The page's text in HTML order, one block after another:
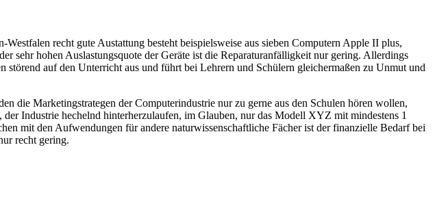
recht gute Austattung besteht beispielsweise aus sieben Computern Apple II plus,
sehr hohen Auslastungsquote der Geräte ist die Reparaturanfälligkeit nur gering. Allerdings
auf den Unterricht aus und führt bei Lehrern und Schülern gleichermaßen zu Unmut und
die Marketingstrategen der Computerindustrie nur zu gerne aus den Schulen hören wollen,
Industrie hechelnd hinterherzulaufen, im Glauben, nur das Modell XYZ mit mindestens 1
mit den Aufwendungen für andere naturwissenschaftliche Fächer ist der finanzielle Bedarf bei
recht gering.